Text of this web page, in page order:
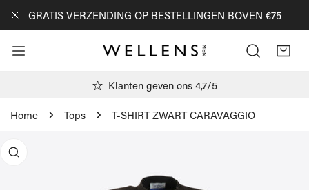
NAAR ARTIKEL
GRATIS VERZENDING OP BESTELLINGEN BOVEN €75
Klanten geven ons 4,7/5
Home Tops T-SHIRT ZWART CARAVAGGIO